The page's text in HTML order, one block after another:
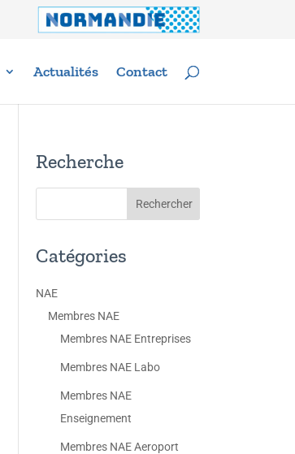
Actualités Contact
Recherche
Catégories
NAE
Membres NAE
Membres NAE Entreprises
Membres NAE Labo
Membres NAE
Enseignement
Membres NAE Aeroport